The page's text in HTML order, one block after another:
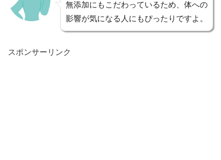
無添加にもこだわっているため、体への
影響が気になる人にもぴったりですよ。
スポンサーリンク